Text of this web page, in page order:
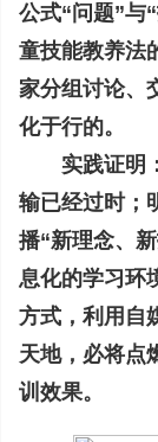
公式“问题”与
童技能教养法
家分组讨论、
化于行的。
实践证明：
输已经过时；
播“新理念、
息化的学习环
方式，利用自
天地，必将点
训效果。